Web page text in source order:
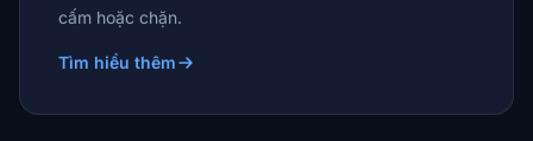
cấm hoặc chặn.
Tìm hiểu thêm